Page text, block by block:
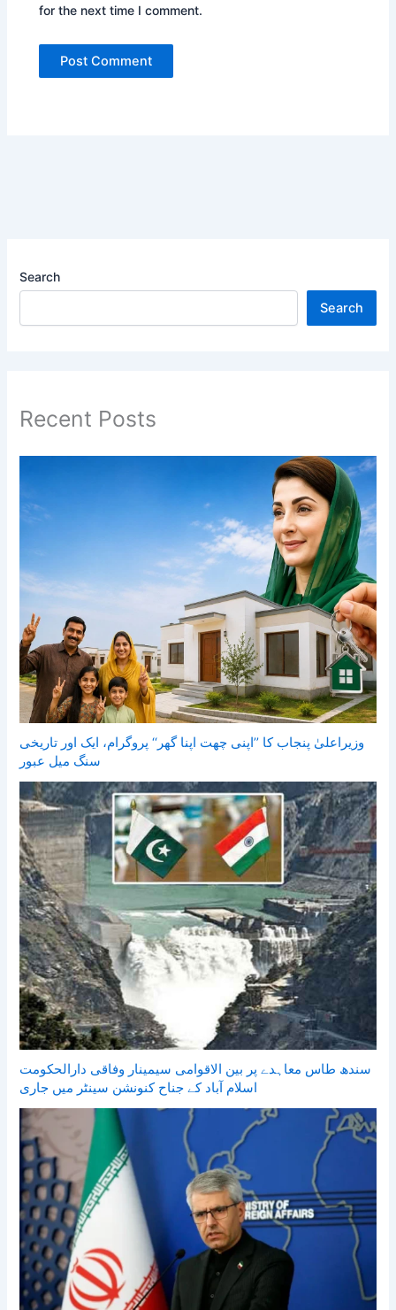
for the next time I comment.
Search
Search
Recent Posts
وزیراعلیٰ پنجاب کا ’’اپنی چھت اپنا گھر‘‘ پروگرام، ایک اور تاریخی
سنگ میل عبور
سندھ طاس معاہدے پر بین الاقوامی سیمینار وفاقی دارالحکومت
اسلام آباد کے جناح کنونشن سینٹر میں جاری